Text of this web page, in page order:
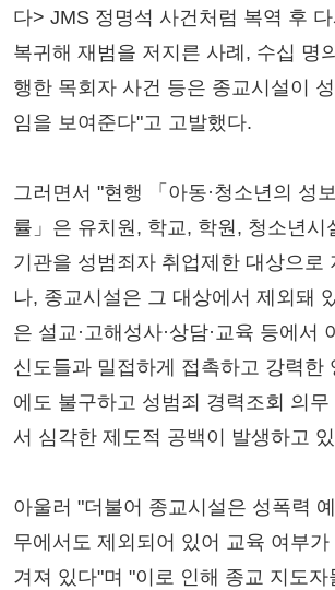
다> JMS 정명석 사건처럼 복역 후 다
복귀해 재범을 저지른 사례, 수십 명
행한 목회자 사건 등은 종교시설이
임을 보여준다"고 고발했다.
그러면서 "현행 「아동·청소년의 성
률」은 유치원, 학교, 학원, 청소년시
기관을 성범죄자 취업제한 대상으로
나, 종교시설은 그 대상에서 제외돼
은 설교·고해성사·상담·교육 등에서
신도들과 밀접하게 접촉하고 강력한
에도 불구하고 성범죄 경력조회 의무
서 심각한 제도적 공백이 발생하고
아울러 "더불어 종교시설은 성폭력
무에서도 제외되어 있어 교육 여부
겨져 있다"며 "이로 인해 종교 지도자